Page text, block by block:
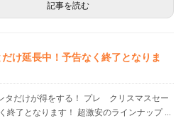
記事を読む
け延長中！予告なく終了となりま
タだけが得をする！ プレ クリスマスセー
終了となります！ 超激安のラインナップ ...